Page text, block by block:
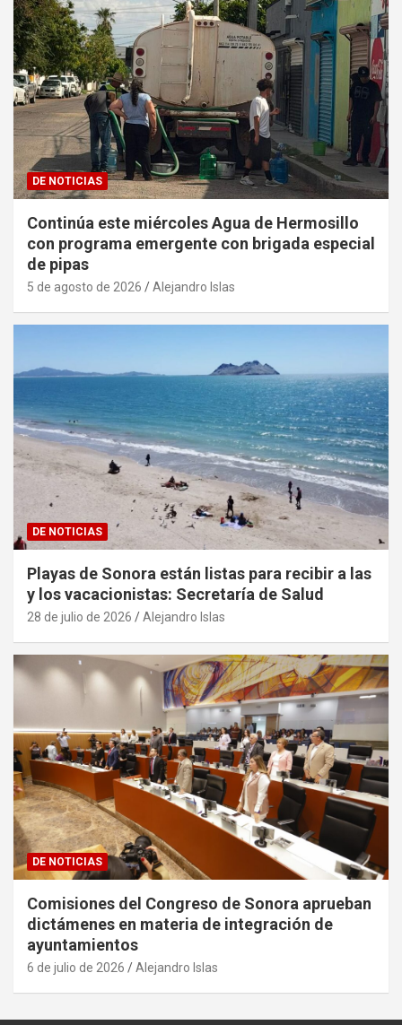
DE NOTICIAS
Continúa este miércoles Agua de Hermosillo
con programa emergente con brigada especial
de pipas
5 de agosto de 2026 Alejandro Islas
DE NOTICIAS
Playas de Sonora están listas para recibir a las
y los vacacionistas: Secretaría de Salud
28 de julio de 2026 Alejandro Islas
DE NOTICIAS
Comisiones del Congreso de Sonora aprueban
dictámenes en materia de integración de
ayuntamientos
6 de julio de 2026 Alejandro Islas